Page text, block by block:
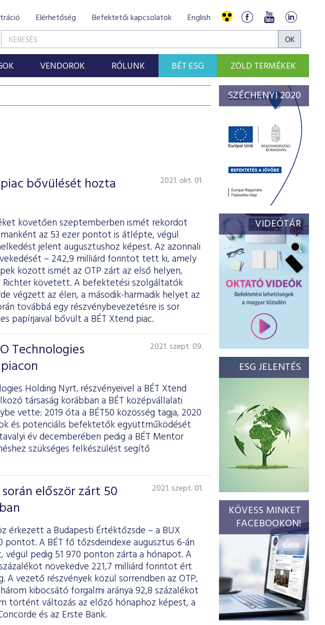
Elérhetőség Befektetői kapcsolatok English
VENDOROK RÓLUNK BÉT ESG ZÖLD TERMÉKEK
bővülését hozta
2021. okt. 01.
követően szeptemberben ismét rekordot
az 53 ezer pontot is átlépte, végül
jelent augusztushoz képest. Az azonnali
– 242,9 milliárd forintot tett ki, amely
között ismét az OTP zárt az első helyen,
Richter követett. A befektetési szolgáltatók
végzett az élen, a második-harmadik helyet az
továbbá egy részvénybevezetésre is sor
papírjaival bővült a BÉT Xtend piac.
Technologies
2021. szept. 09.
Holding Nyrt. részvényeivel a BÉT Xtend
társaság korábban a BÉT középvállalati
vette: 2019 óta a BÉT50 közösség tagja, 2020
és potenciális befektetők együttműködését
év decemberében pedig a BÉT Mentor
szükséges felkészülést segítő
először zárt 50
2021. szept. 01.
a Budapesti Értéktőzsde – a BUX
A BÉT fő tőzsdeindexe augusztus 6-án
pedig 51 970 ponton zárta a hónapot. A
növekedve 221,7 milliárd forintot ért
vezető részvények közül sorrendben az OTP,
kibocsátó forgalmi aránya 92,8 százalékot
történt változás az előző hónaphoz képest, a
és az Erste Bank.
SZÉCHENYI 2020
VIDEÓTÁR
ESG JELENTÉS
KÖVESS MINKET
FACEBOOKON!